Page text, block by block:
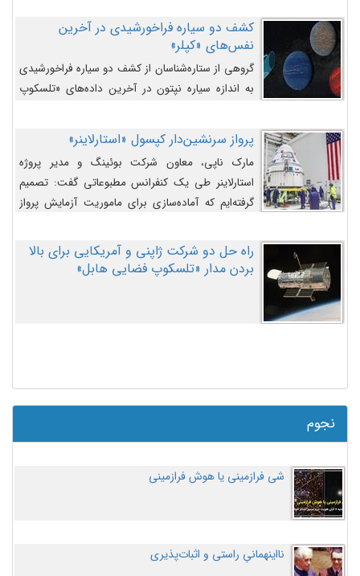
کشف دو سیاره فراخورشیدی در آخرین
نفس‌های «کپلر»
گروهی از ستاره‌شناسان از کشف دو سیاره فراخورشیدی
به اندازه سیاره نپتون در آخرین داده‌های «تلسکوپ
پرواز سرنشین‌دار کپسول «استارلاینر»
مارک ناپی، معاون شرکت بوئینگ و مدیر پروژه
استارلاینر طی یک کنفرانس مطبوعاتی گفت: تصمیم
گرفته‌ایم که آماده‌سازی برای ماموریت آزمایش پرواز
اصلاح کنیم.
راه حل دو شرکت ژاپنی و آمریکایی برای بالا
بردن مدار «تلسکوپ فضایی هابل»
نجوم
شی فرازمینی یا هوش فرازمینی
نااینهمانیِ راستی و اثبات‌پذیری